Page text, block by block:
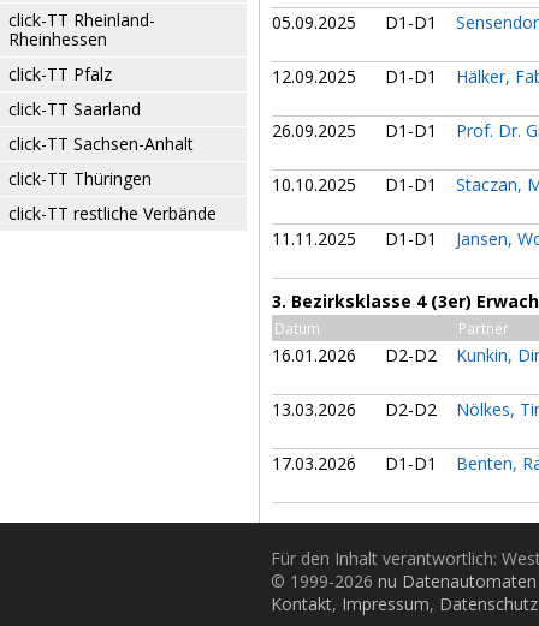
click-TT Rheinland-
Rheinhessen
click-TT Pfalz
click-TT Saarland
click-TT Sachsen-Anhalt
click-TT Thüringen
click-TT restliche Verbände
05.09.2025 D1-D1
12.09.2025 D1-D1 Hälker,
26.09.2025 D1-D1 Prof. Dr.
10.10.2025 D1-D1 Staczan,
11.11.2025 D1-D1 Jansen,
3. Bezirksklasse 4 (3er)
Datum Partner
16.01.2026 D2-D2 Kunkin,
13.03.2026 D2-D2 Nölkes,
17.03.2026 D1-D1 Benten,
Für den Inhalt verantwortlich:
© 1999-2026 nu
Kontakt, Impressum, Datenschutz